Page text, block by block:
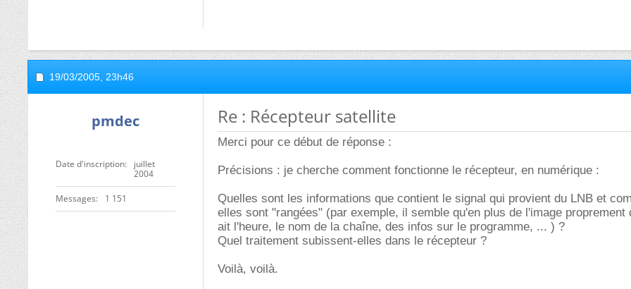
19/03/2005, 23h46
pmdec
Date d'inscription
juillet
2004
Messages 1 151
Re : Récepteur satellite
Merci pour ce début de réponse :
Précisions : je cherche comment fonctionne le récepteur, en numérique :
Quelles sont les informations que contient le signal qui provient du LNB et
elles sont "rangées" (par exemple, il semble qu'en plus de l'image proprement
ait l'heure, le nom de la chaîne, des infos sur le programme, ... ) ?
Quel traitement subissent-elles dans le récepteur ?
Voilà, voilà.